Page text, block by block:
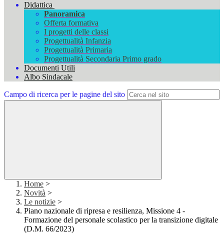
Didattica
Panoramica
Offerta formativa
I progetti delle classi
Progettualità Infanzia
Progettualità Primaria
Progettualità Secondaria Primo grado
Documenti Utili
Albo Sindacale
Campo di ricerca per le pagine del sito
Home >
Novità >
Le notizie >
Piano nazionale di ripresa e resilienza, Missione 4 -
Formazione del personale scolastico per la transizione digitale
(D.M. 66/2023)